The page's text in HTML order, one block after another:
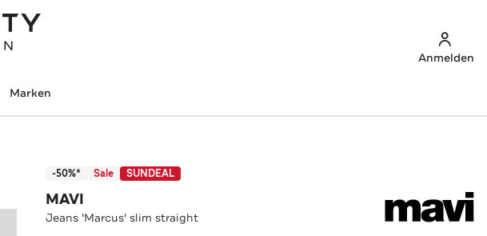
Anmelden
Marken
-50%* Sale SUNDEAL
MAVI
Jeans 'Marcus' slim straight